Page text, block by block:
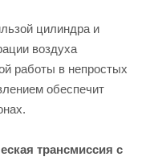
цилиндра и
воздуха
работы в непростых
обеспечит
трансмиссия с